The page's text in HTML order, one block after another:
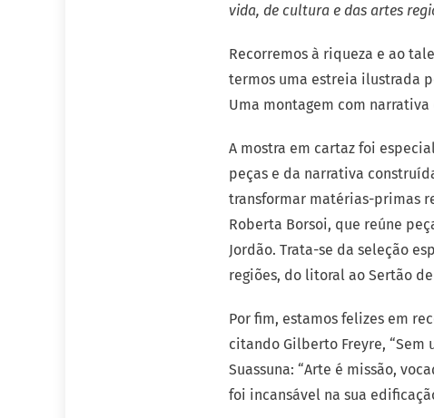
vida, de cultura e das artes
Recorremos à riqueza e ao
termos uma estreia ilustrada
Uma montagem com
A mostra em cartaz foi
peças e da narrativa
transformar matérias-primas
Roberta Borsoi, que reúne
Jordão. Trata-se da seleção
regiões, do litoral ao Sertão
Por fim, estamos felizes em
citando Gilberto Freyre, “Sem
Suassuna: “Arte é missão,
foi incansável na sua